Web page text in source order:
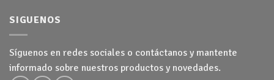
SIGUENOS
Síguenos en redes sociales o contáctanos y mantente
informado sobre nuestros productos y novedades.